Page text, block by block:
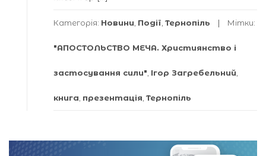
Категорія: Новини Події Тернопіль Мітки:
"АПОСТОЛЬСТВО МЕЧА. Християнство і
застосування сили" Ігор Загребельний
книга презентація Тернопіль